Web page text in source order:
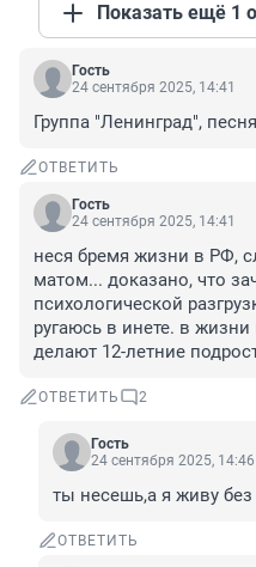
Показать ещё 1
Гость
24 сентября 2025, 14:41
Группа "Ленинград",
ОТВЕТИТЬ
Гость
24 сентября 2025, 14:41
неся бремя жизни в РФ,
матом... доказано, что
психологической
ругаюсь в инете. в
делают 12-летние
ОТВЕТИТЬ 2
Гость
24 сентября 2025, 14:46
ты несешь,а я живу
ОТВЕТИТЬ